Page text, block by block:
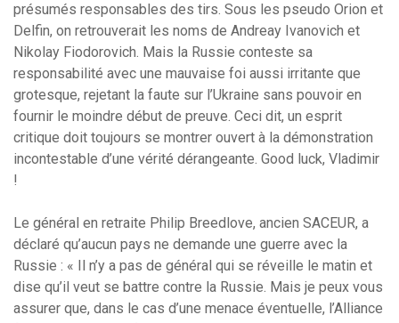
présumés responsables des tirs. Sous les pseudo Orion et
Delfin, on retrouverait les noms de Andreay Ivanovich et
Nikolay Fiodorovich. Mais la Russie conteste sa
responsabilité avec une mauvaise foi aussi irritante que
grotesque, rejetant la faute sur l’Ukraine sans pouvoir en
fournir le moindre début de preuve. Ceci dit, un esprit
critique doit toujours se montrer ouvert à la démonstration
incontestable d’une vérité dérangeante. Good luck, Vladimir
!
Le général en retraite Philip Breedlove, ancien SACEUR, a
déclaré qu’aucun pays ne demande une guerre avec la
Russie : « Il n’y a pas de général qui se réveille le matin et
dise qu’il veut se battre contre la Russie. Mais je peux vous
assurer que, dans le cas d’une menace éventuelle, l’Alliance